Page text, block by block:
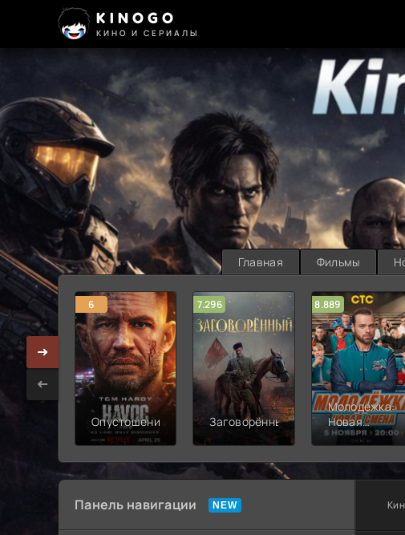
KINOGO
КИНО И СЕРИАЛЫ
Главная Фильмы
6
Опустошение
7.296
Заговорённый
8.889
Молодёжка:
Новая
смена
Панель навигации